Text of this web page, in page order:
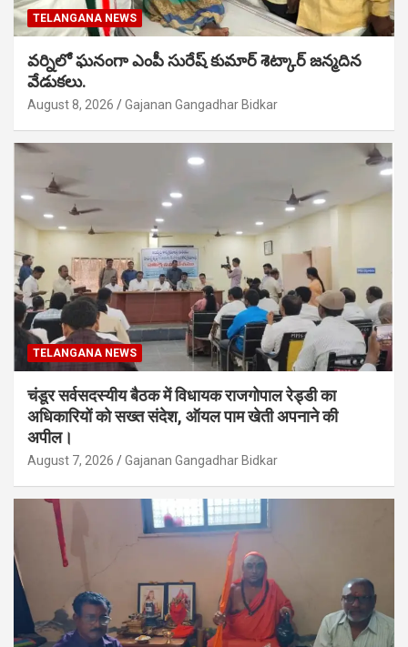
TELANGANA NEWS
వర్నిలో ఘనంగా ఎంపీ సురేష్ కుమార్ శెట్కార్ జన్మదిన
వేడుకలు.
August 8, 2026 Gajanan Gangadhar Bidkar
TELANGANA NEWS
चंडूर सर्वसदस्यीय बैठक में विधायक राजगोपाल रेड्डी का
अधिकारियों को सख्त संदेश, ऑयल पाम खेती अपनाने की
अपील।
August 7, 2026 Gajanan Gangadhar Bidkar